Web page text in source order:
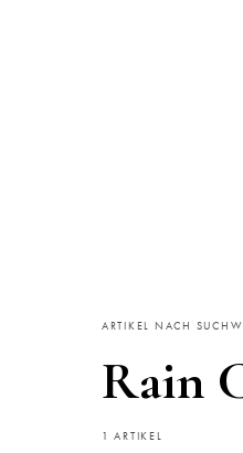
ARTIKEL NACH
Rain
1 ARTIKEL